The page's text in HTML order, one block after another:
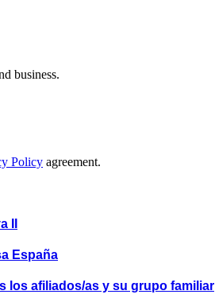
business.
Policy agreement.
II
España
los afiliados/as y su grupo familiar